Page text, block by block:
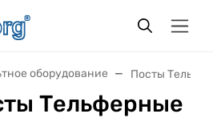
оборудование Посты
Тельферные